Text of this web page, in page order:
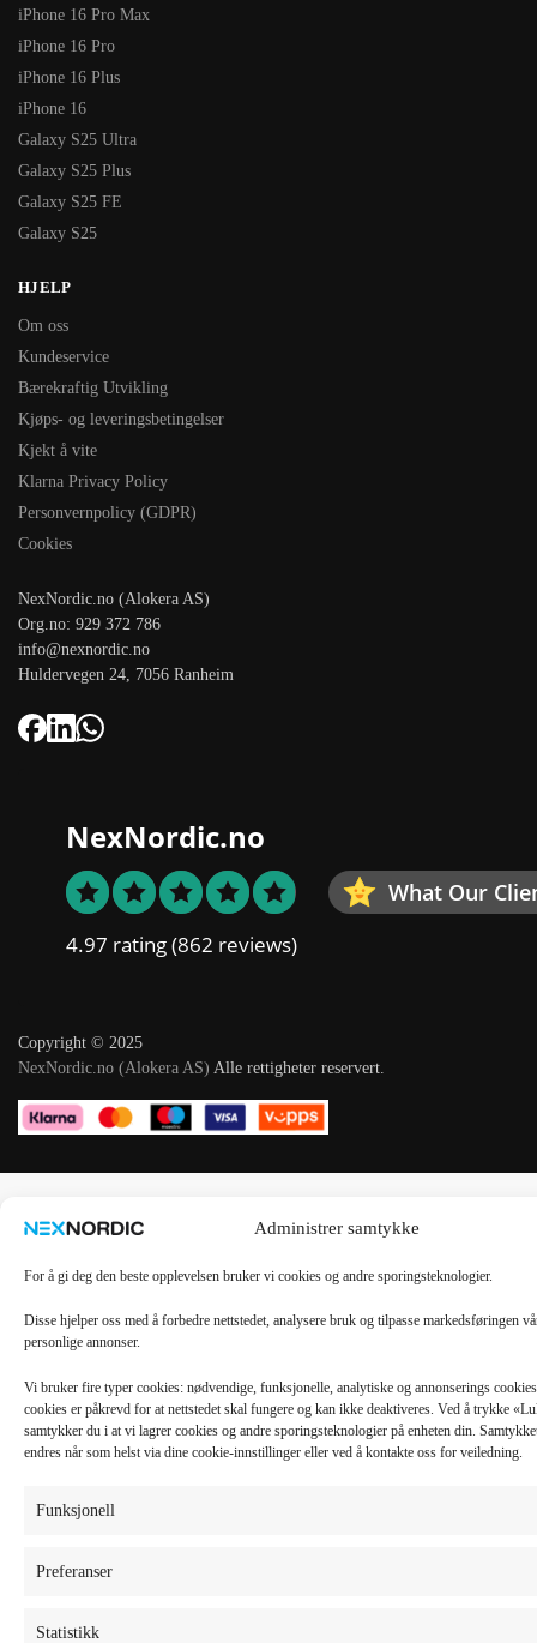
Administrer samtykke
For å gi deg den beste opplevelsen bruker vi cookies og andre sporingsteknologier.
Disse hjelper oss med å forbedre nettstedet, analysere bruk og tilpasse markedsføringen
personlige annonser.
Vi bruker fire typer cookies: nødvendige, funksjonelle, analytiske og annonserings
cookies er påkrevd for at nettstedet skal fungere og kan ikke deaktiveres. Ved å trykke
samtykker du i at vi lagrer cookies og andre sporingsteknologier på enheten din.
endres når som helst via dine cookie-innstillinger eller ved å kontakte oss for veiledning.
Funksjonell
Preferanser
Statistikk
iPhone 16 Pro Max
iPhone 16 Pro
iPhone 16 Plus
iPhone 16
Galaxy S25 Ultra
Galaxy S25 Plus
Galaxy S25 FE
Galaxy S25
HJELP
Om oss
Kundeservice
Bærekraftig Utvikling
Kjøps- og leveringsbetingelser
Kjekt å vite
Klarna Privacy Policy
Personvernpolicy (GDPR)
Cookies
NexNordic.no (Alokera AS)
Org.no: 929 372 786
info@nexnordic.no
Huldervegen 24, 7056 Ranheim
NexNordic.no
What Our
4.97 rating(862 reviews)
Copyright © 2025
NexNordic.no (Alokera AS) Alle rettigheter reservert.